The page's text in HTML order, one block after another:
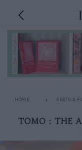
HOME RESTO &
TOMO : THE